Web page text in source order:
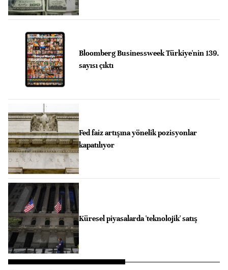
Bloomberg Businessweek Türkiye'nin 139.
sayısı çıktı
Fed faiz artışına yönelik pozisyonlar
kapatılıyor
Küresel piyasalarda 'teknolojik' satış